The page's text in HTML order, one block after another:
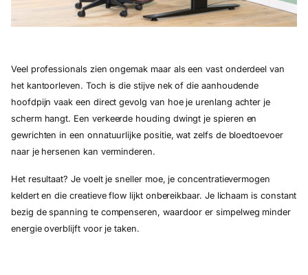
Veel professionals zien ongemak maar als een vast onderdeel van
het kantoorleven. Toch is die stijve nek of die aanhoudende
hoofdpijn vaak een direct gevolg van hoe je urenlang achter je
scherm hangt. Een verkeerde houding dwingt je spieren en
gewrichten in een onnatuurlijke positie, wat zelfs de bloedtoevoer
naar je hersenen kan verminderen.
Het resultaat? Je voelt je sneller moe, je concentratievermogen
keldert en die creatieve flow lijkt onbereikbaar. Je lichaam is constant
bezig de spanning te compenseren, waardoor er simpelweg minder
energie overblijft voor je taken.